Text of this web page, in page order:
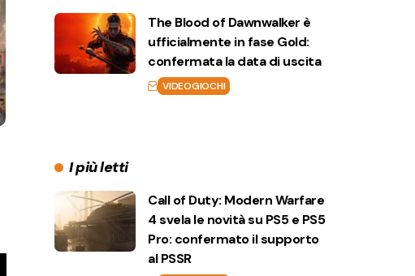
The Blood of Dawnwalker è
ufficialmente in fase Gold:
confermata la data di uscita
VIDEOGIOCHI
I più letti
Call of Duty: Modern Warfare
4 svela le novità su PS5 e PS5
Pro: confermato il supporto
al PSSR